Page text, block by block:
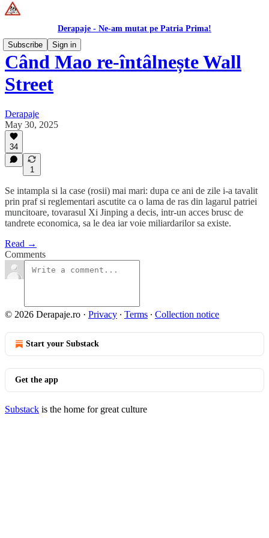
Derapaje - Ne-am mutat pe Patria Prima!
Subscribe
Sign in
Când Mao re-întâlnește Wall
Street
Derapaje
May 30, 2025
34
1
Se intampla si la case (rosii) mai mari: dupa ce ani de zile i-a tavalit
prin praf si reglementari ascutite ca o lama de ras din lagarul patriei
muncitoare, tovarasul Xi Jinping a decis, intr-un acces brusc de
tandrete economica, sa le dea iar voie miliardarilor sa existe.
Read →
Comments
© 2026 Derapaje.ro · Privacy ∙ Terms ∙ Collection notice
Start your Substack
Get the app
Substack is the home for great culture